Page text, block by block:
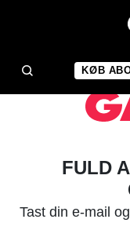
KØB
FULD
Tast din e-mail